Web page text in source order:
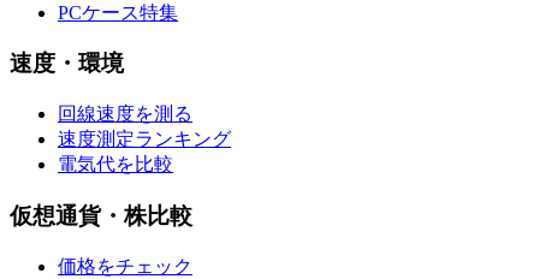
PCケース特集
速度・環境
回線速度を測る
速度測定ランキング
電気代を比較
仮想通貨・株比較
価格をチェック